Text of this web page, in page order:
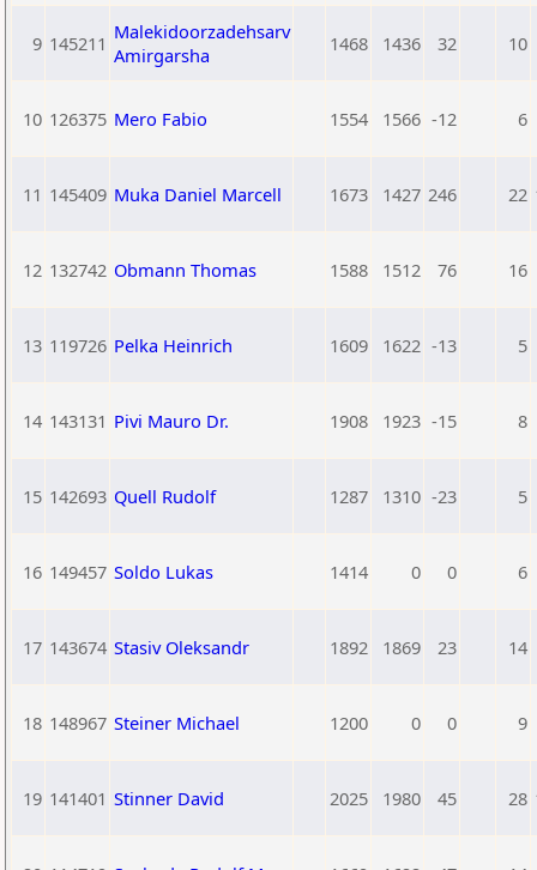
9 145211 Malekidoorzadehsarv
Amirgarsha
1468 1436 32 10
10 126375 Mero Fabio 1554 1566 -12 6
11 145409 Muka Daniel Marcell 1673 1427 246 22
12 132742 Obmann Thomas 1588 1512 76 16
13 119726 Pelka Heinrich 1609 1622 -13 5
14 143131 Pivi Mauro Dr. 1908 1923 -15 8
15 142693 Quell Rudolf 1287 1310 -23 5
16 149457 Soldo Lukas 1414 0 0 6
17 143674 Stasiv Oleksandr 1892 1869 23 14
18 148967 Steiner Michael 1200 0 0 9
19 141401 Stinner David 2025 1980 45 28